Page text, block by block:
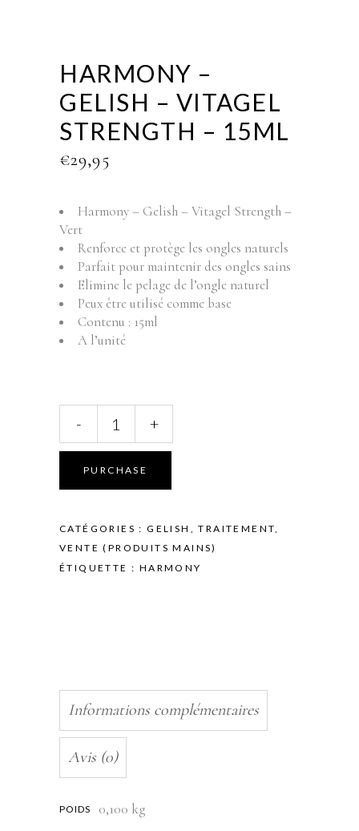
HARMONY –
GELISH – VITAGEL
STRENGTH – 15ML
€29,95
Harmony – Gelish – Vitagel Strength –
Vert
Renforce et protège les ongles naturels
Parfait pour maintenir des ongles sains
Elimine le pelage de l’ongle naturel
Peux être utilisé comme base
Contenu : 15ml
A l’unité
GELISH
VITAGEL
-
15ml
quantity
- +
PURCHASE
CATÉGORIES :GELISH ,TRAITEMENT,
VENTE (PRODUITS MAINS)
ÉTIQUETTE : HARMONY
Informations complémentaires
Avis (0)
POIDS 0,100 kg